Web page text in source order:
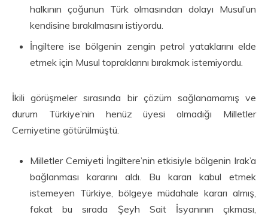
halkının çoğunun Türk olmasından dolayı Musul’un
kendisine bırakılmasını istiyordu.
İngiltere ise bölgenin zengin petrol yataklarını elde
etmek için Musul topraklarını bırakmak istemiyordu.
İkili görüşmeler sırasında bir çözüm sağlana­mamış ve
durum Türkiye’nin henüz üyesi olmadığı Milletler
Cemiyetine götürülmüştü.
Milletler Cemiyeti İngiltere’nin etkisiyle bölgenin Irak’a
bağlanması kararını aldı. Bu kararı kabul etmek
istemeyen Türkiye, bölgeye müdahale kararı almış,
fakat bu sırada Şeyh Sait İsyanının çıkması,